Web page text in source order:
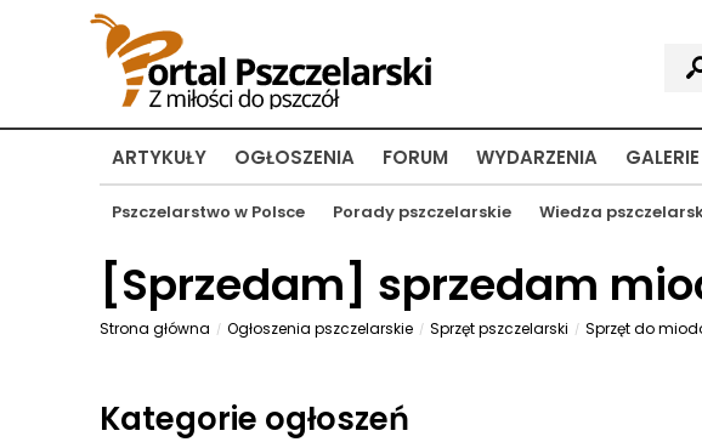
ARTYKUŁY
Pszczelarstwo w Polsce Porady pszczelarskie Wiedza
OGŁOSZENIA FORUM WYDARZENIA GALERIE
[Sprzedam] sprzedam
Strona główna Ogłoszenia pszczelarskie Sprzęt pszczelarski Sprzęt do
Kategorie ogłoszeń